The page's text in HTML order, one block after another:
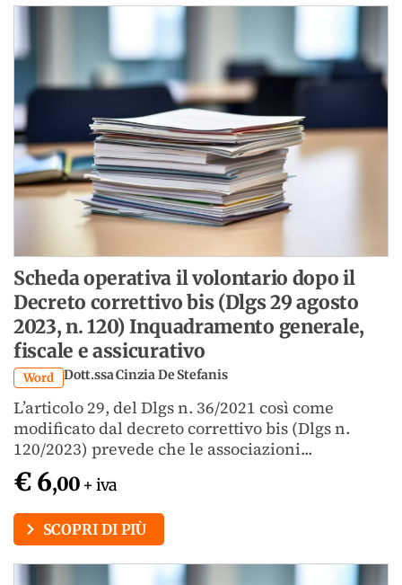
Scheda operativa il volontario dopo il
Decreto correttivo bis (Dlgs 29 agosto
2023, n. 120) Inquadramento generale,
fiscale e assicurativo
Word Dott.ssa Cinzia De Stefanis
L’articolo 29, del Dlgs n. 36/2021 così come
modificato dal decreto correttivo bis (Dlgs n.
120/2023) prevede che le associazioni...
€ 6,00 + iva
SCOPRI DI PIÙ